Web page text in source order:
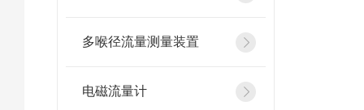
多喉径流量测量装置
电磁流量计